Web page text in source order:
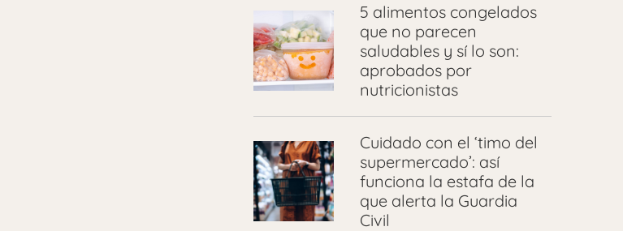
5 alimentos congelados
que no parecen
saludables y sí lo son:
aprobados por
nutricionistas
Cuidado con el ‘timo del
supermercado’: así
funciona la estafa de la
que alerta la Guardia
Civil